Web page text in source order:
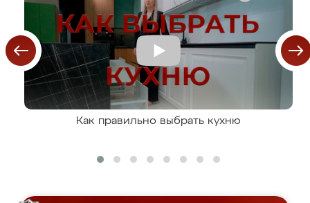
Как правильно выбрать кухню